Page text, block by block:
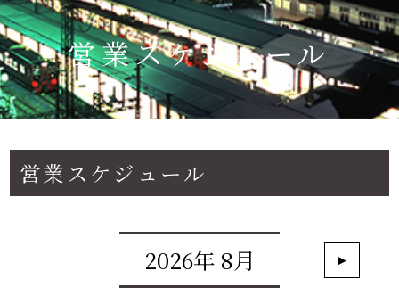
営業スケジュール
営業スケジュール
2026年 8月 ▶